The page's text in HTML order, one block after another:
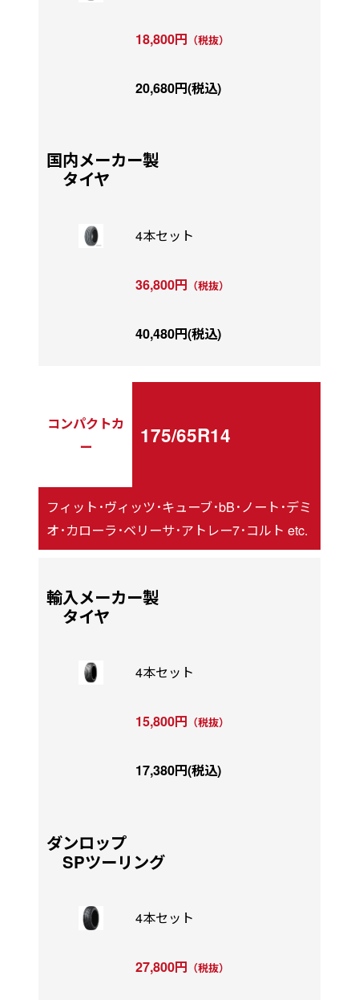
18,800円 （税抜）
20,680円(税込)
国内メーカー製
タイヤ
4本セット
36,800円 （税抜）
40,480円(税込)
コンパクトカ
ー
175/65R14
フィット･ヴィッツ･キューブ･bB･ノート･デミ
オ･カローラ･ベリーサ･アトレー7･コルト etc.
輸入メーカー製
タイヤ
4本セット
15,800円 （税抜）
17,380円(税込)
ダンロップ
SPツーリング
4本セット
27,800円 （税抜）